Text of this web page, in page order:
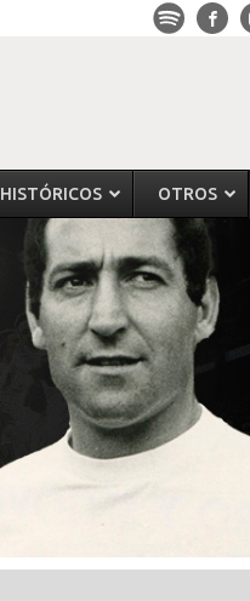
HISTÓRICOS OTROS